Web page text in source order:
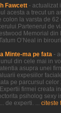
Fawcett - actualizat
acesta a trecut un
colon la varsta de
de
Memorial din
O’Neal in
Minte-ma pe fata -
unul din cele mai in
asupra unei
expesiilor
pe parcursul
firmei
psiholog
de experti. ... citeste